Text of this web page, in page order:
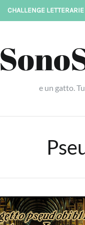
CHALLENGE LETTERARIE
e un gatto.